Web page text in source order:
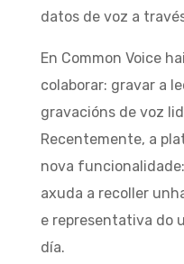
datos de voz a
En Common Voice
colaborar: gravar a
gravacións de voz
Recentemente, a
nova funcionalidade:
axuda a recoller
e representativa do
día.